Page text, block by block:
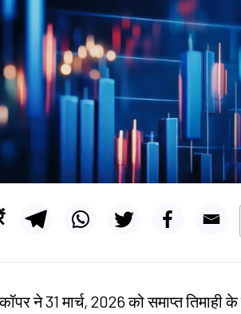
ने 31 मार्च, 2026 को समाप्त तिमाही के